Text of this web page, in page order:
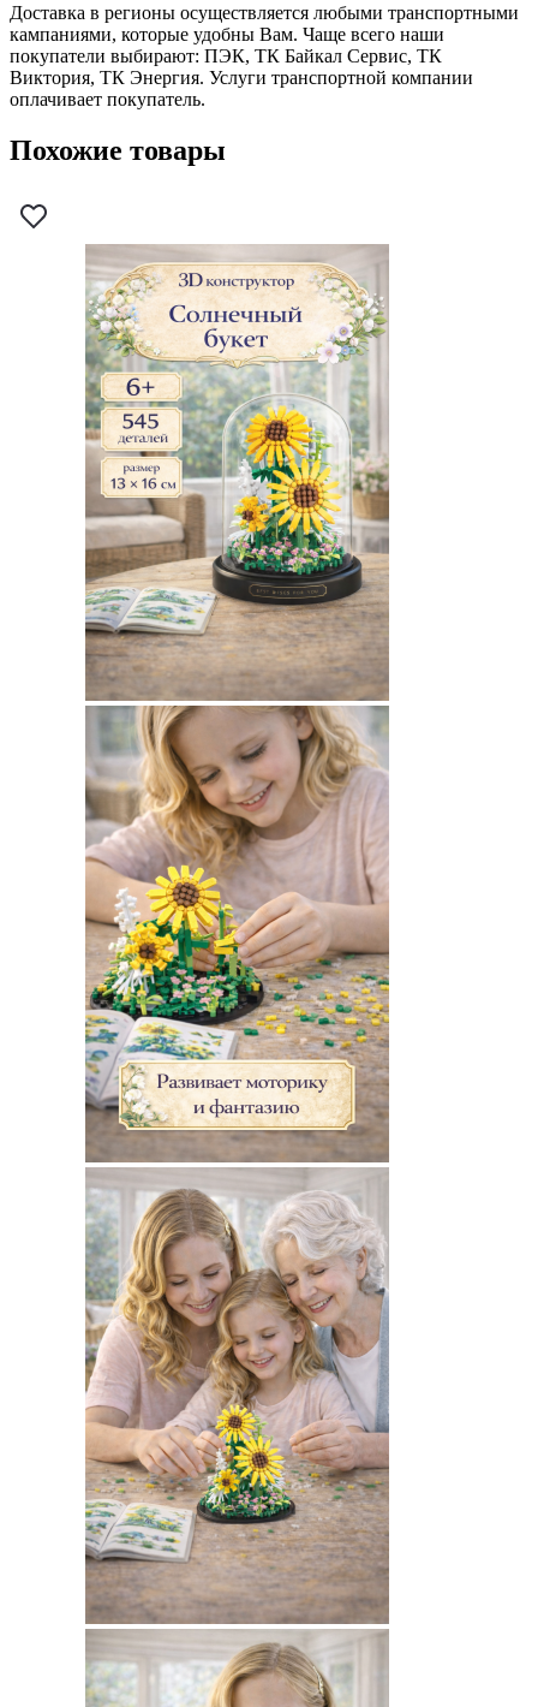
Доставка в регионы осуществляется любыми транспортными
кампаниями, которые удобны Вам. Чаще всего наши
покупатели выбирают: ПЭК, ТК Байкал Сервис, ТК
Виктория, ТК Энергия. Услуги транспортной компании
оплачивает покупатель.
Похожие товары